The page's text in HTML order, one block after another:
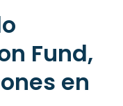
Fund,
en